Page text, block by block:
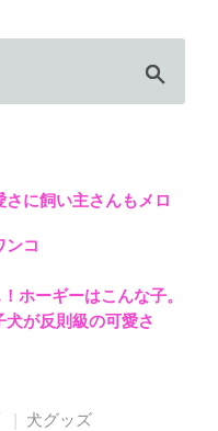
に飼い主さんもメロ
ンコ
ホーギーはこんな子。
が反則級の可愛さ
犬グッズ